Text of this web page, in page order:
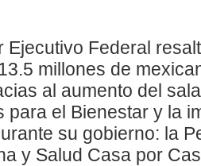
Ejecutivo Federal
millones de
al aumento del
para el Bienestar y la
su gobierno: la
y Salud Casa por